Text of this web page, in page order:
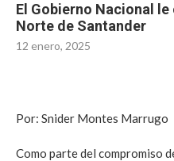
El Gobierno Nacional
Norte de Santander
12 enero, 2025
Por: Snider Montes Marrugo
Como parte del compromiso